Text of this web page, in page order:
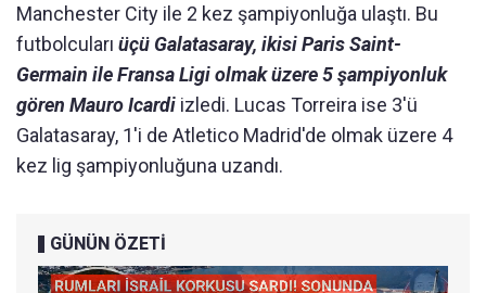
Manchester City ile 2 kez şampiyonluğa ulaştı. Bu
futbolcuları üçü Galatasaray, ikisi Paris Saint-
Germain ile Fransa Ligi olmak üzere 5 şampiyonluk
gören Mauro Icardi izledi. Lucas Torreira ise 3'ü
Galatasaray, 1'i de Atletico Madrid'de olmak üzere 4
kez lig şampiyonluğuna uzandı.
GÜNÜN ÖZETİ